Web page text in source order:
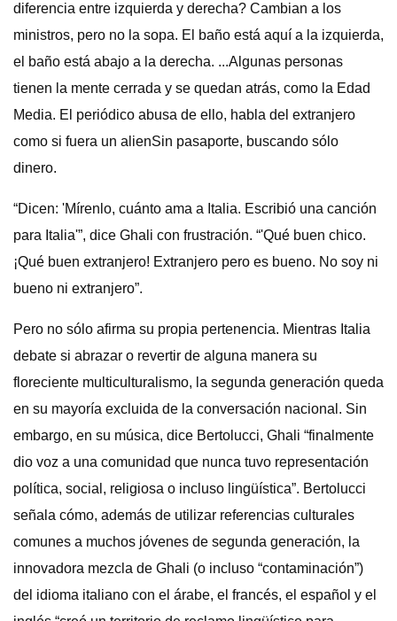
diferencia entre izquierda y derecha? Cambian a los
ministros, pero no la sopa. El baño está aquí a la izquierda,
el baño está abajo a la derecha. ...Algunas personas
tienen la mente cerrada y se quedan atrás, como la Edad
Media. El periódico abusa de ello, habla del extranjero
como si fuera un alienSin pasaporte, buscando sólo
dinero.
“Dicen: 'Mírenlo, cuánto ama a Italia. Escribió una canción
para Italia'”, dice Ghali con frustración. “'Qué buen chico.
¡Qué buen extranjero! Extranjero pero es bueno. No soy ni
bueno ni extranjero”.
Pero no sólo afirma su propia pertenencia. Mientras Italia
debate si abrazar o revertir de alguna manera su
floreciente multiculturalismo, la segunda generación queda
en su mayoría excluida de la conversación nacional. Sin
embargo, en su música, dice Bertolucci, Ghali “finalmente
dio voz a una comunidad que nunca tuvo representación
política, social, religiosa o incluso lingüística”. Bertolucci
señala cómo, además de utilizar referencias culturales
comunes a muchos jóvenes de segunda generación, la
innovadora mezcla de Ghali (o incluso “contaminación”)
del idioma italiano con el árabe, el francés, el español y el